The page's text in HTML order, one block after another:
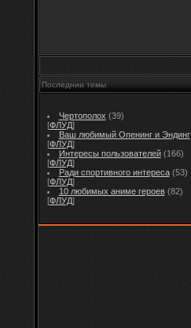
Последнии темы
Чертополох (39)
[ФЛУД]
Ваш любимый Опенинг и Эндинг
[ФЛУД]
Интересы пользователей (166)
[ФЛУД]
Ради спортивного интереса (53)
[ФЛУД]
10 любимых аниме героев (82)
[ФЛУД]